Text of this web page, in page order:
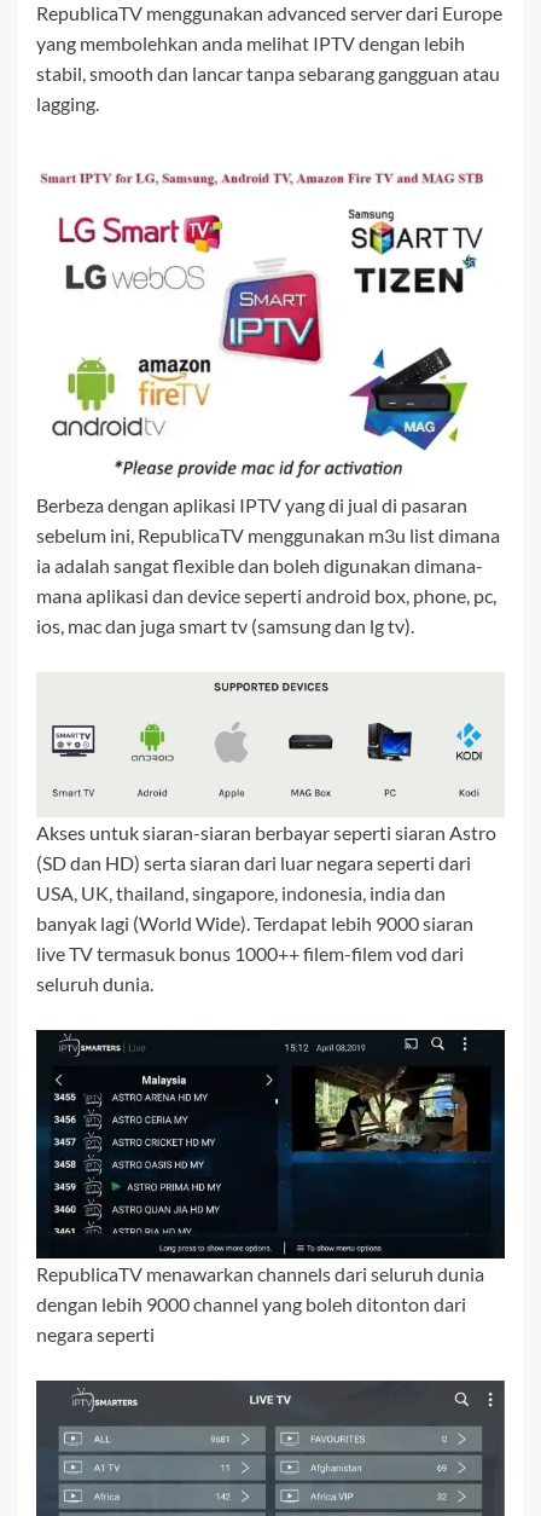
RepublicaTV menggunakan advanced server dari Europe
yang membolehkan anda melihat IPTV dengan lebih
stabil, smooth dan lancar tanpa sebarang gangguan atau
lagging.
Berbeza dengan aplikasi IPTV yang di jual di pasaran
sebelum ini, RepublicaTV menggunakan m3u list dimana
ia adalah sangat flexible dan boleh digunakan dimana-
mana aplikasi dan device seperti android box, phone, pc,
ios, mac dan juga smart tv (samsung dan lg tv).
Akses untuk siaran-siaran berbayar seperti siaran Astro
(SD dan HD) serta siaran dari luar negara seperti dari
USA, UK, thailand, singapore, indonesia, india dan
banyak lagi (World Wide). Terdapat lebih 9000 siaran
live TV termasuk bonus 1000++ filem-filem vod dari
seluruh dunia.
RepublicaTV menawarkan channels dari seluruh dunia
dengan lebih 9000 channel yang boleh ditonton dari
negara seperti